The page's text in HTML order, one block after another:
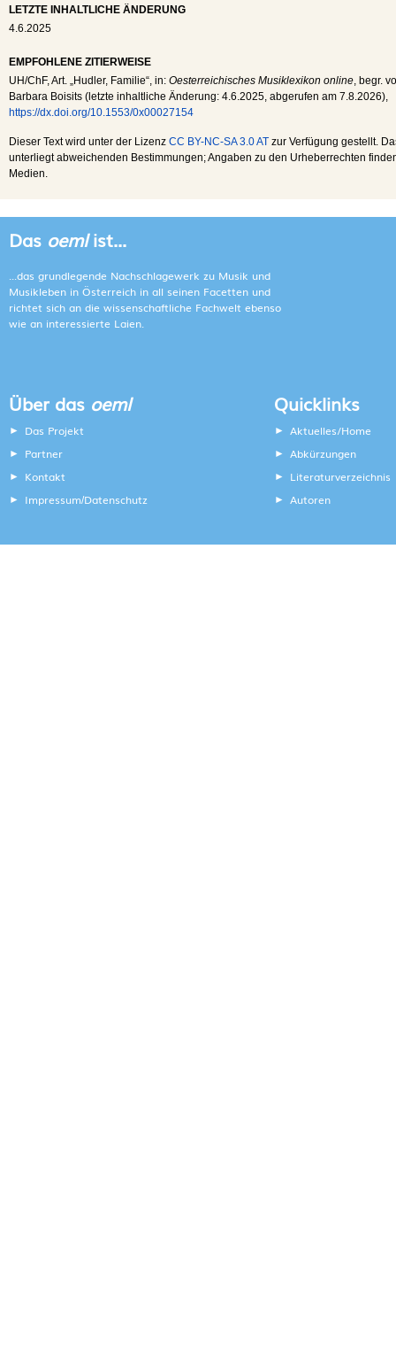
LETZTE INHALTLICHE ÄNDERUNG
4.6.2025
EMPFOHLENE ZITIERWEISE
UH/ChF, Art. „Hudler, Familie“, in: Oesterreichisches Musiklexikon online, begr.
Barbara Boisits (letzte inhaltliche Änderung: 4.6.2025, abgerufen am 7.8.2026),
https://dx.doi.org/10.1553/0x00027154
Dieser Text wird unter der Lizenz CC BY-NC-SA 3.0 AT zur Verfügung gestellt.
unterliegt abweichenden Bestimmungen; Angaben zu den Urheberrechten
Medien.
Das oemlist...
...das grundlegende Nachschlagewerk zu Musik und
Musikleben in Österreich in all seinen Facetten und
richtet sich an die wissenschaftliche Fachwelt ebenso
wie an interessierte Laien.
Über das oeml
Das Projekt
Partner
Kontakt
Impressum/Datenschutz
Quicklinks
Aktuelles/Home
Abkürzungen
Literaturverzeichnis
Autoren